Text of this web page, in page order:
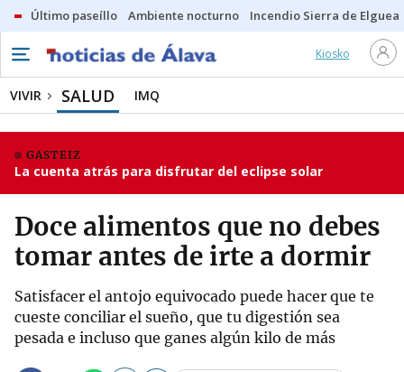
Último paseíllo Ambiente nocturno Incendio Sierra de Elguea
Kiosko
VIVIR SALUD IMQ
GASTEIZ
La cuenta atrás para disfrutar del eclipse solar
Doce alimentos que no debes
tomar antes de irte a dormir
Satisfacer el antojo equivocado puede hacer que te
cueste conciliar el sueño, que tu digestión sea
pesada e incluso que ganes algún kilo de más